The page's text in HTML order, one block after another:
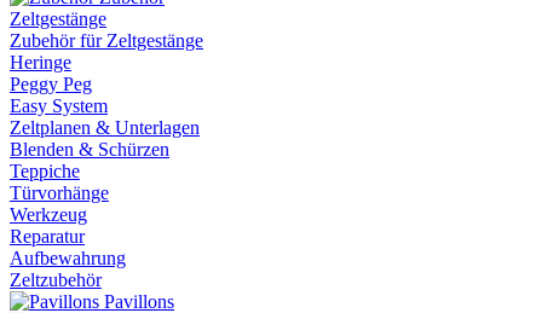
Zeltgestänge
Zubehör für Zeltgestänge
Heringe
Peggy Peg
Easy System
Zeltplanen & Unterlagen
Blenden & Schürzen
Teppiche
Türvorhänge
Werkzeug
Reparatur
Aufbewahrung
Zeltzubehör
Pavillons